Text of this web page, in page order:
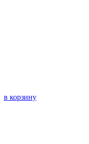
в корзину